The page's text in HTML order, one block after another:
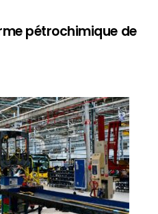
pétrochimique de